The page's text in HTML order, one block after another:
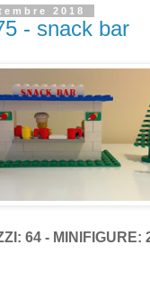
2018
- snack bar
64 - MINIFIGURE: